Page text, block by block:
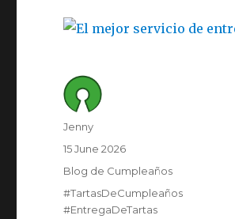
Author
Jenny
Posted
on
15 June 2026
Category
Blog de Cumpleaños
Tags
#TartasDeCumpleaños
#EntregaDeTartas